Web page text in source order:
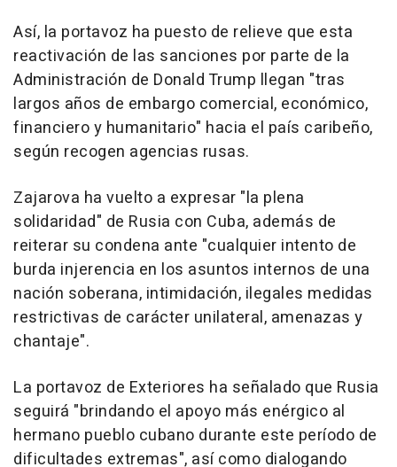
Así, la portavoz ha puesto de relieve que esta
reactivación de las sanciones por parte de la
Administración de Donald Trump llegan "tras
largos años de embargo comercial, económico,
financiero y humanitario" hacia el país caribeño,
según recogen agencias rusas.
Zajarova ha vuelto a expresar "la plena
solidaridad" de Rusia con Cuba, además de
reiterar su condena ante "cualquier intento de
burda injerencia en los asuntos internos de una
nación soberana, intimidación, ilegales medidas
restrictivas de carácter unilateral, amenazas y
chantaje".
La portavoz de Exteriores ha señalado que Rusia
seguirá "brindando el apoyo más enérgico al
hermano pueblo cubano durante este período de
dificultades extremas", así como dialogando